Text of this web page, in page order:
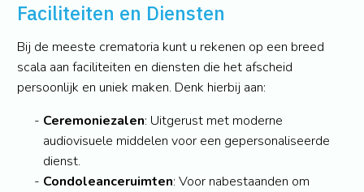
Faciliteiten en Diensten
Bij de meeste crematoria kunt u rekenen op een breed
scala aan faciliteiten en diensten die het afscheid
persoonlijk en uniek maken. Denk hierbij aan:
Ceremoniezalen: Uitgerust met moderne
audiovisuele middelen voor een gepersonaliseerde
dienst.
Condoleanceruimten: Voor nabestaanden om